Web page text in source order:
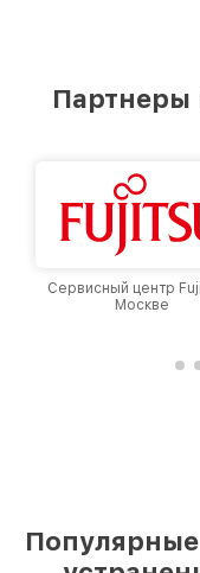
Партнеры
Сервисный центр
Москве